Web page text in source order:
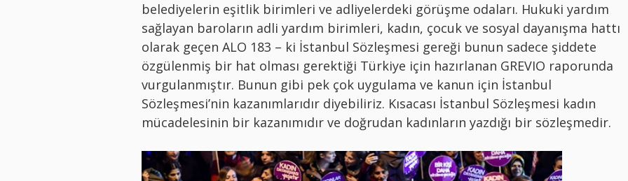
belediyelerin eşitlik birimleri ve adliyelerdeki görüşme odaları. Hukuki yardım
sağlayan baroların adli yardım birimleri, kadın, çocuk ve sosyal dayanışma hattı
olarak geçen ALO 183 – ki İstanbul Sözleşmesi gereği bunun sadece şiddete
özgülenmiş bir hat olması gerektiği Türkiye için hazırlanan GREVIO raporunda
vurgulanmıştır. Bunun gibi pek çok uygulama ve kanun için İstanbul
Sözleşmesi’nin kazanımlarıdır diyebiliriz. Kısacası İstanbul Sözleşmesi kadın
mücadelesinin bir kazanımıdır ve doğrudan kadınların yazdığı bir sözleşmedir.